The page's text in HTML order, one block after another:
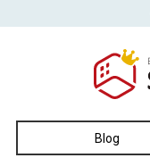
Blog